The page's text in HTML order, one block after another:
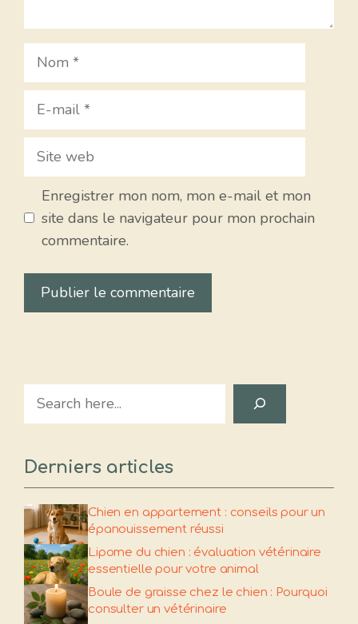
Nom
E-
Site
Enregistrer mon nom, mon e-mail et mon
site dans le navigateur pour mon prochain
commentaire.
Search
Derniers articles
Chien en appartement : conseils pour un
épanouissement réussi
Lipome du chien : évaluation vétérinaire
essentielle pour votre animal
Boule de graisse chez le chien : Pourquoi
consulter un vétérinaire